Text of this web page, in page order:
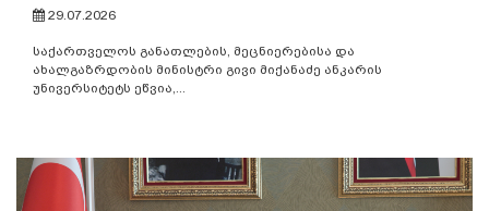
29.07.2026
საქართველოს განათლების, მეცნიერებისა და
ახალგაზრდობის მინისტრი გივი მიქანაძე ანკარის
უნივერსიტეტს ეწვია,...